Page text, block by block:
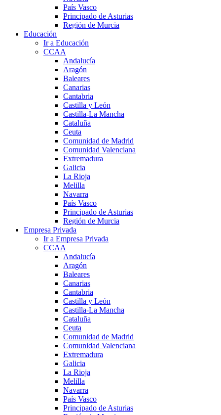
País Vasco
Principado de Asturias
Región de Murcia
Educación
Ir a Educación
CCAA
Andalucía
Aragón
Baleares
Canarias
Cantabria
Castilla y León
Castilla-La Mancha
Cataluña
Ceuta
Comunidad de Madrid
Comunidad Valenciana
Extremadura
Galicia
La Rioja
Melilla
Navarra
País Vasco
Principado de Asturias
Región de Murcia
Empresa Privada
Ir a Empresa Privada
CCAA
Andalucía
Aragón
Baleares
Canarias
Cantabria
Castilla y León
Castilla-La Mancha
Cataluña
Ceuta
Comunidad de Madrid
Comunidad Valenciana
Extremadura
Galicia
La Rioja
Melilla
Navarra
País Vasco
Principado de Asturias